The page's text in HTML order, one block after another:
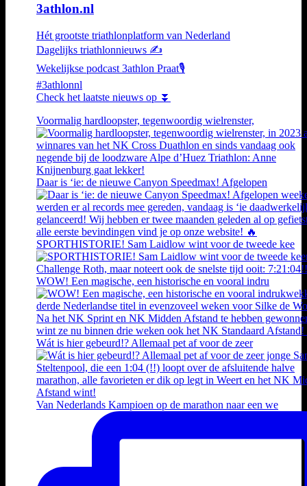
3athlon.nl
Hét grootste triathlonplatform van Nederland
Dagelijks triathlonnieuws ✍️
Wekelijkse podcast 3athlon Praat🎙️
#3athlonnl
Check het laatste nieuws op ⏬
Voormalig hardloopster, tegenwoordig wielrenster,
Daar is ‘ie: de nieuwe Canyon Speedmax! Afgelopen
SPORTHISTORIE! Sam Laidlow wint voor de tweede kee
WOW! Een magische, een historische en vooral indru
Wát is hier gebeurd!? Allemaal pet af voor de zeer
Van Nederlands Kampioen op de marathon naar een we